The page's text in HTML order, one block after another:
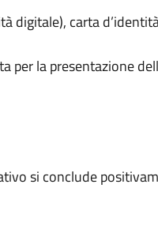
digitale), carta
per la presentazione
si conclude